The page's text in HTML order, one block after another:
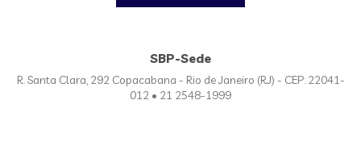
SBP-Sede
R. Santa Clara, 292 Copacabana - Rio de Janeiro (RJ) - CEP: 22041-
012 • 21 2548-1999